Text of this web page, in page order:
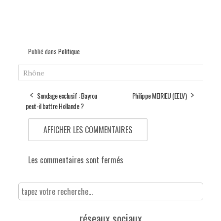
Publié dans Politique
Rhône
Sondage exclusif : Bayrou
peut-il battre Hollande ?
Philippe MEIRIEU (EELV)
AFFICHER LES COMMENTAIRES
Les commentaires sont fermés
réseaux sociaux